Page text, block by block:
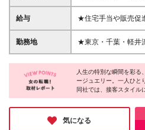
接客業未経験OK！ ◆第二新卒
ュエリーに興味があ
で ご安心ください◎ ＜入社時の雇用形態について＞
※雇用形態について
す 基本的には最大2年で正社員登用を実施しています
★正社員登用率90％
給与
★住宅手当や販売促
社割制度あり
阪】 月給24万円～
1万円または5千円
記金額をもとに年齢
給与規定により決定
支給します。 ※試
当を除く、給与・待
勤務地
★東京・千葉・軽井
を考慮して決定しま
★住宅手当あり（支
奈川県 ▼募集中の勤務地コチラ▼ □東京エリア 銀座
店 銀座松屋店 玉川
勢丹店 池袋東武店
クランブルスクエア店 □長野（軽井沢） 軽井沢
スショッピングプラザ店 □千葉 千葉そごう店 □
人生の特別な瞬間を彩る
ージュエリー。一人ひと
同社では、接客スタイル
しさを活かしながら働け
場で活躍するスタッフの
ドの接客ノウハウを学び
る…とても素敵な環境だ
気になる